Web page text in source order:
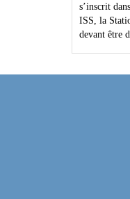
s’inscrit
ISS, la
devant être